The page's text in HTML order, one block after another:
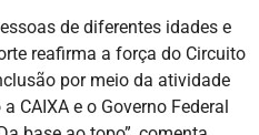
de diferentes idades e
reafirma a força do Circuito
por meio da atividade
CAIXA e o Governo Federal